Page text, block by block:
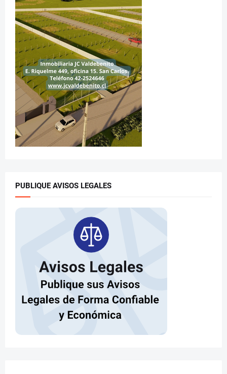
PUBLIQUE AVISOS LEGALES